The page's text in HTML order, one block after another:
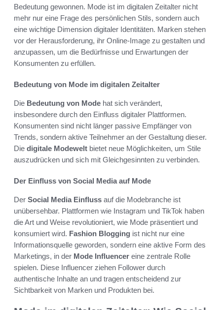
Bedeutung gewonnen. Mode ist im digitalen Zeitalter nicht
mehr nur eine Frage des persönlichen Stils, sondern auch
eine wichtige Dimension digitaler Identitäten. Marken stehen
vor der Herausforderung, ihr Online-Image zu gestalten und
anzupassen, um die Bedürfnisse und Erwartungen der
Konsumenten zu erfüllen.
Bedeutung von Mode im digitalen Zeitalter
Die Bedeutung von Mode hat sich verändert,
insbesondere durch den Einfluss digitaler Plattformen.
Konsumenten sind nicht länger passive Empfänger von
Trends, sondern aktive Teilnehmer an der Gestaltung dieser.
Die digitale Modewelt bietet neue Möglichkeiten, um Stile
auszudrücken und sich mit Gleichgesinnten zu verbinden.
Der Einfluss von Social Media auf Mode
Der Social Media Einfluss auf die Modebranche ist
unübersehbar. Plattformen wie Instagram und TikTok haben
die Art und Weise revolutioniert, wie Mode präsentiert und
konsumiert wird. Fashion Blogging ist nicht nur eine
Informationsquelle geworden, sondern eine aktive Form des
Marketings, in der Mode Influencer eine zentrale Rolle
spielen. Diese Influencer ziehen Follower durch
authentische Inhalte an und tragen entscheidend zur
Sichtbarkeit von Marken und Produkten bei.